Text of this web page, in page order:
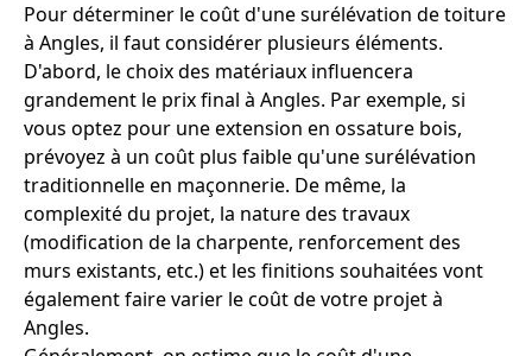
Pour déterminer le coût d'une surélévation de toiture
à Angles, il faut considérer plusieurs éléments.
D'abord, le choix des matériaux influencera
grandement le prix final à Angles. Par exemple, si
vous optez pour une extension en ossature bois,
prévoyez à un coût plus faible qu'une surélévation
traditionnelle en maçonnerie. De même, la
complexité du projet, la nature des travaux
(modification de la charpente, renforcement des
murs existants, etc.) et les finitions souhaitées vont
également faire varier le coût de votre projet à
Angles.